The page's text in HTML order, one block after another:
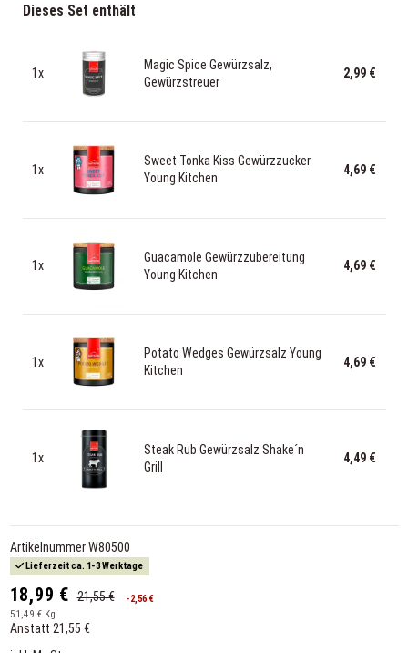
Dieses Set enthält
1x
Magic Spice Gewürzsalz,
Gewürzstreuer
2,99 €
1x
Sweet Tonka Kiss Gewürzzucker
Young Kitchen
4,69 €
1x
Guacamole Gewürzzubereitung
Young Kitchen
4,69 €
1x
Potato Wedges Gewürzsalz Young
Kitchen
4,69 €
1x
Steak Rub Gewürzsalz Shake´n
Grill
4,49 €
Artikelnummer W80500
Lieferzeit ca. 1-3 Werktage
18,99 € 21,55 €
-2,56 €
51,49 € Kg
Anstatt 21,55 €